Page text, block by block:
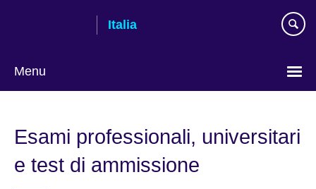
Italia
Menu
Esami professionali, universitari
e test di ammissione